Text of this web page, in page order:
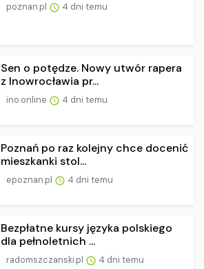
poznan.pl 4 dni temu
Sen o potędze. Nowy utwór rapera
z Inowrocławia pr...
ino.online 4 dni temu
Poznań po raz kolejny chce docenić
mieszkanki stol...
epoznan.pl 4 dni temu
Bezpłatne kursy języka polskiego
dla pełnoletnich ...
radomszczanski.pl 4 dni temu